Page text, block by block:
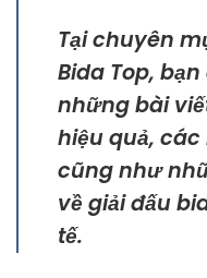
Tại chuyên
Bida Top,
những bài
hiệu quả, các
cũng như
về giải đấu
tế.